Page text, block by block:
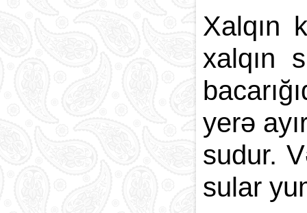
Xalqın
xalqın
yerə
sudur.
sular